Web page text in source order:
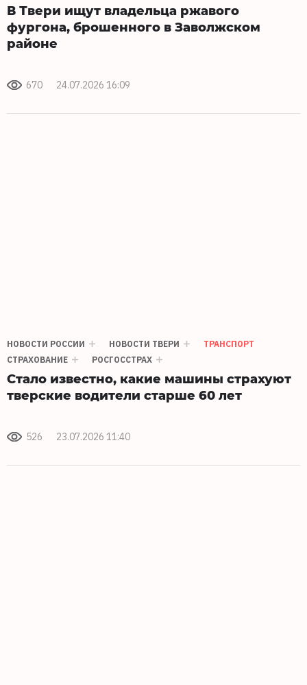
В Твери ищут владельца ржавого
фургона, брошенного в Заволжском
районе
670 24.07.2026 16:09
НОВОСТИ РОССИИ НОВОСТИ ТВЕРИ
ТРАНСПОРТ
СТРАХОВАНИЕ
РОСГОССТРАХ
Стало известно, какие машины страхуют
тверские водители старше 60 лет
526 23.07.2026 11:40